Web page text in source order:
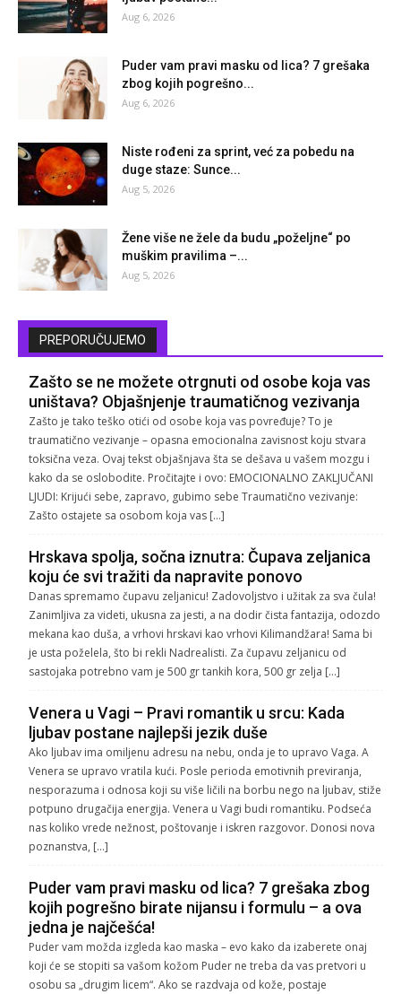
Aug 6, 2026
Puder vam pravi masku od lica? 7 grešaka
zbog kojih pogrešno...
Aug 6, 2026
Niste rođeni za sprint, već za pobedu na
duge staze: Sunce...
Aug 5, 2026
Žene više ne žele da budu „poželjne“ po
muškim pravilima –...
Aug 5, 2026
PREPORUČUJEMO
Zašto se ne možete otrgnuti od osobe koja vas
uništava? Objašnjenje traumatičnog vezivanja
Zašto je tako teško otići od osobe koja vas povređuje? To je
traumatično vezivanje – opasna emocionalna zavisnost koju stvara
toksična veza. Ovaj tekst objašnjava šta se dešava u vašem mozgu i
kako da se oslobodite. Pročitajte i ovo: EMOCIONALNO ZAKLJUČANI
LJUDI: Krijući sebe, zapravo, gubimo sebe Traumatično vezivanje:
Zašto ostajete sa osobom koja vas […]
Hrskava spolja, sočna iznutra: Čupava zeljanica
koju će svi tražiti da napravite ponovo
Danas spremamo čupavu zeljanicu! Zadovoljstvo i užitak za sva čula!
Zanimljiva za videti, ukusna za jesti, a na dodir čista fantazija, odozdo
mekana kao duša, a vrhovi hrskavi kao vrhovi Kilimandžara! Sama bi
je usta poželela, što bi rekli Nadrealisti. Za čupavu zeljanicu od
sastojaka potrebno vam je 500 gr tankih kora, 500 gr zelja […]
Venera u Vagi – Pravi romantik u srcu: Kada
ljubav postane najlepši jezik duše
Ako ljubav ima omiljenu adresu na nebu, onda je to upravo Vaga. A
Venera se upravo vratila kući. Posle perioda emotivnih previranja,
nesporazuma i odnosa koji su više ličili na borbu nego na ljubav, stiže
potpuno drugačija energija. Venera u Vagi budi romantiku. Podseća
nas koliko vrede nežnost, poštovanje i iskren razgovor. Donosi nova
poznanstva, […]
Puder vam pravi masku od lica? 7 grešaka zbog
kojih pogrešno birate nijansu i formulu – a ova
jedna je najčešća!
Puder vam možda izgleda kao maska – evo kako da izaberete onaj
koji će se stopiti sa vašom kožom Puder ne treba da vas pretvori u
osobu sa „drugim licem“. Ako se razdvaja od kože, postaje